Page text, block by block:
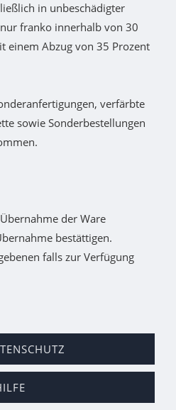
in unbeschädigter
franko innerhalb von 30
einem Abzug von 35 Prozent
verfärbte
sowie Sonderbestellungen
der Ware
bestättigen.
falls zur Verfügung